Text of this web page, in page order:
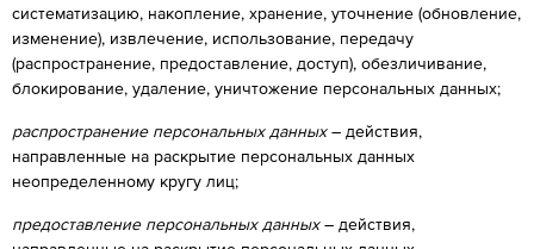
систематизацию, накопление, хранение, уточнение (обновление,
изменение), извлечение, использование, передачу
(распространение, предоставление, доступ), обезличивание,
блокирование, удаление, уничтожение персональных данных;
распространение персональных данных– действия,
направленные на раскрытие персональных данных
неопределенному кругу лиц;
предоставление персональных данных– действия,